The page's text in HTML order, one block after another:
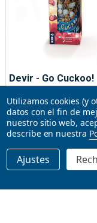
Devir - Go Cuckoo!
DEVIR
Idioma:Español
$19.95
AGREGAR AL
Utilizamos cookies (y
datos con el fin de
nuestro sitio web,
describe en nuestra
Ajustes